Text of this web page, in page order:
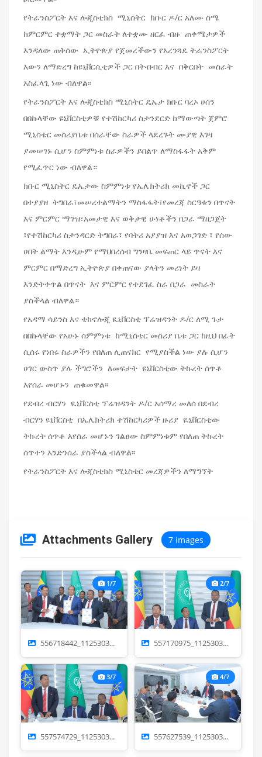
የትራንስፖርት እና ሎጂስቲክስ ሚኒስትር ክቡር ዶ/ር አለሙ ስሜ
ከምርምር ተቋማት ጋር መስራት ለተቋሙ ዘርፈ ብዙ ጠቀሜታዎች
እንዳለው ጠቅሰው ኢትዮጵያ የጀመረችውን የአረንጓዴ ትራንስፖርት
እውን ለማድረግ ከዩኒቨርሲቲዎች ጋር በትብብር እና በቅርበት መስራት
አስፈላጊ ነው ብለዋል፡፡
የትራንስፖርት እና ሎጂስቲክስ ሚኒስትር ዴኤታ ክቡር ባረኦ ሀሰን
በበኩላቸው ዩኒቨርስቲዎቹ የተሽከርካሪ ስታንደርድ ከማውጣት ጀምሮ
ሚኒስቴር መስሪያቤቱ በሰራቸው ስራዎች ላደረጉት ሙያዊ እገዛ
ያመሠገኑ ሲሆን ስምምነቱ ስራዎችን ይበልጥ ለማስፋፋት አቅም
የሚፈጥር ነው ብለዋል።
ክቡር ሚኒስትር ዴኤታው ስምምነቱ የኤሌክትሪክ መኪኖች ጋር
በተያያዘ ትግበራ፣መሠረተልማትን ማስፋፋት፣የመረጃ ስርዓቱን በጥናት
እና ምርምር ማገዝ፣አመታዊ እና ወቅታዊ ሁነቶችን በጋራ ማዘጋጀት
፣የተሽከርካሪ ስታንዳርድ ትግበራ፣ የባትሪ አያያዝ እና አወጋገድ ፣ የሰው
ሀበት ልማት እንዲሁም የማህበረሰብ ግንዛቤ መፍጠር ላይ ጥናት እና
ምርምር በማድረግ ኢትዮጵያ በቀጠናው ያላትን መሪነት ይዛ
እንድትቀጥል በጥናት እና ምርምር የተደገፈ ስራ በጋራ መስራት
ያስችላል ብለዋል።
የአዳማ ሳይንስ እና ቴክኖሎጂ ዪኒቨርስቲ ፕሬዝዳንት ዶ/ር ለሚ ጉታ
በበኩላቸው የአሁኑ ሰምምነቱ ከሚኒስቴር መስሪያ ቤቱ ጋር ከዚህ በፊት
ሲሰሩ የነበሩ ስራዎችን የበለጠ ሊጠናክር የሚያስችል ነው ያሉ ሲሆን
ሀገር ውስጥ ያሉ ችግሮችን ለመፍታት ዩኒቨርስቲው ትኩረት ሰጥቶ
እየሰራ መሆኑን ጠቁመዋል፡፡
የደብረ ብርሃን ዪኒቨርስቲ ፕሬዝዳንት ዶ/ር አሰማረ መለሰ በደብረ
ብርሃን ዩኒቨርስቲ በኤሌክትሪክ ተሽከርካሪዎች ዙሪያ ዪኒቨርስቲው
ትኩረት ሰጥቶ እየሰራ መሆኑን ገልፀው ስምምነቱም የበለጠ ትኩረት
ሰጥተን እንድንሰራ ያስችላል ብለዋል፡፡
የትራንስፖርት እና ሎጂስቲክስ ሚኒስቴር መረጃዎችን ለማግኘት
Attachments Gallery 7 images
556718442_1125303...
1/7
557170975_1125303...
2/7
557574729_1125303...
3/7
557627539_1125303...
4/7